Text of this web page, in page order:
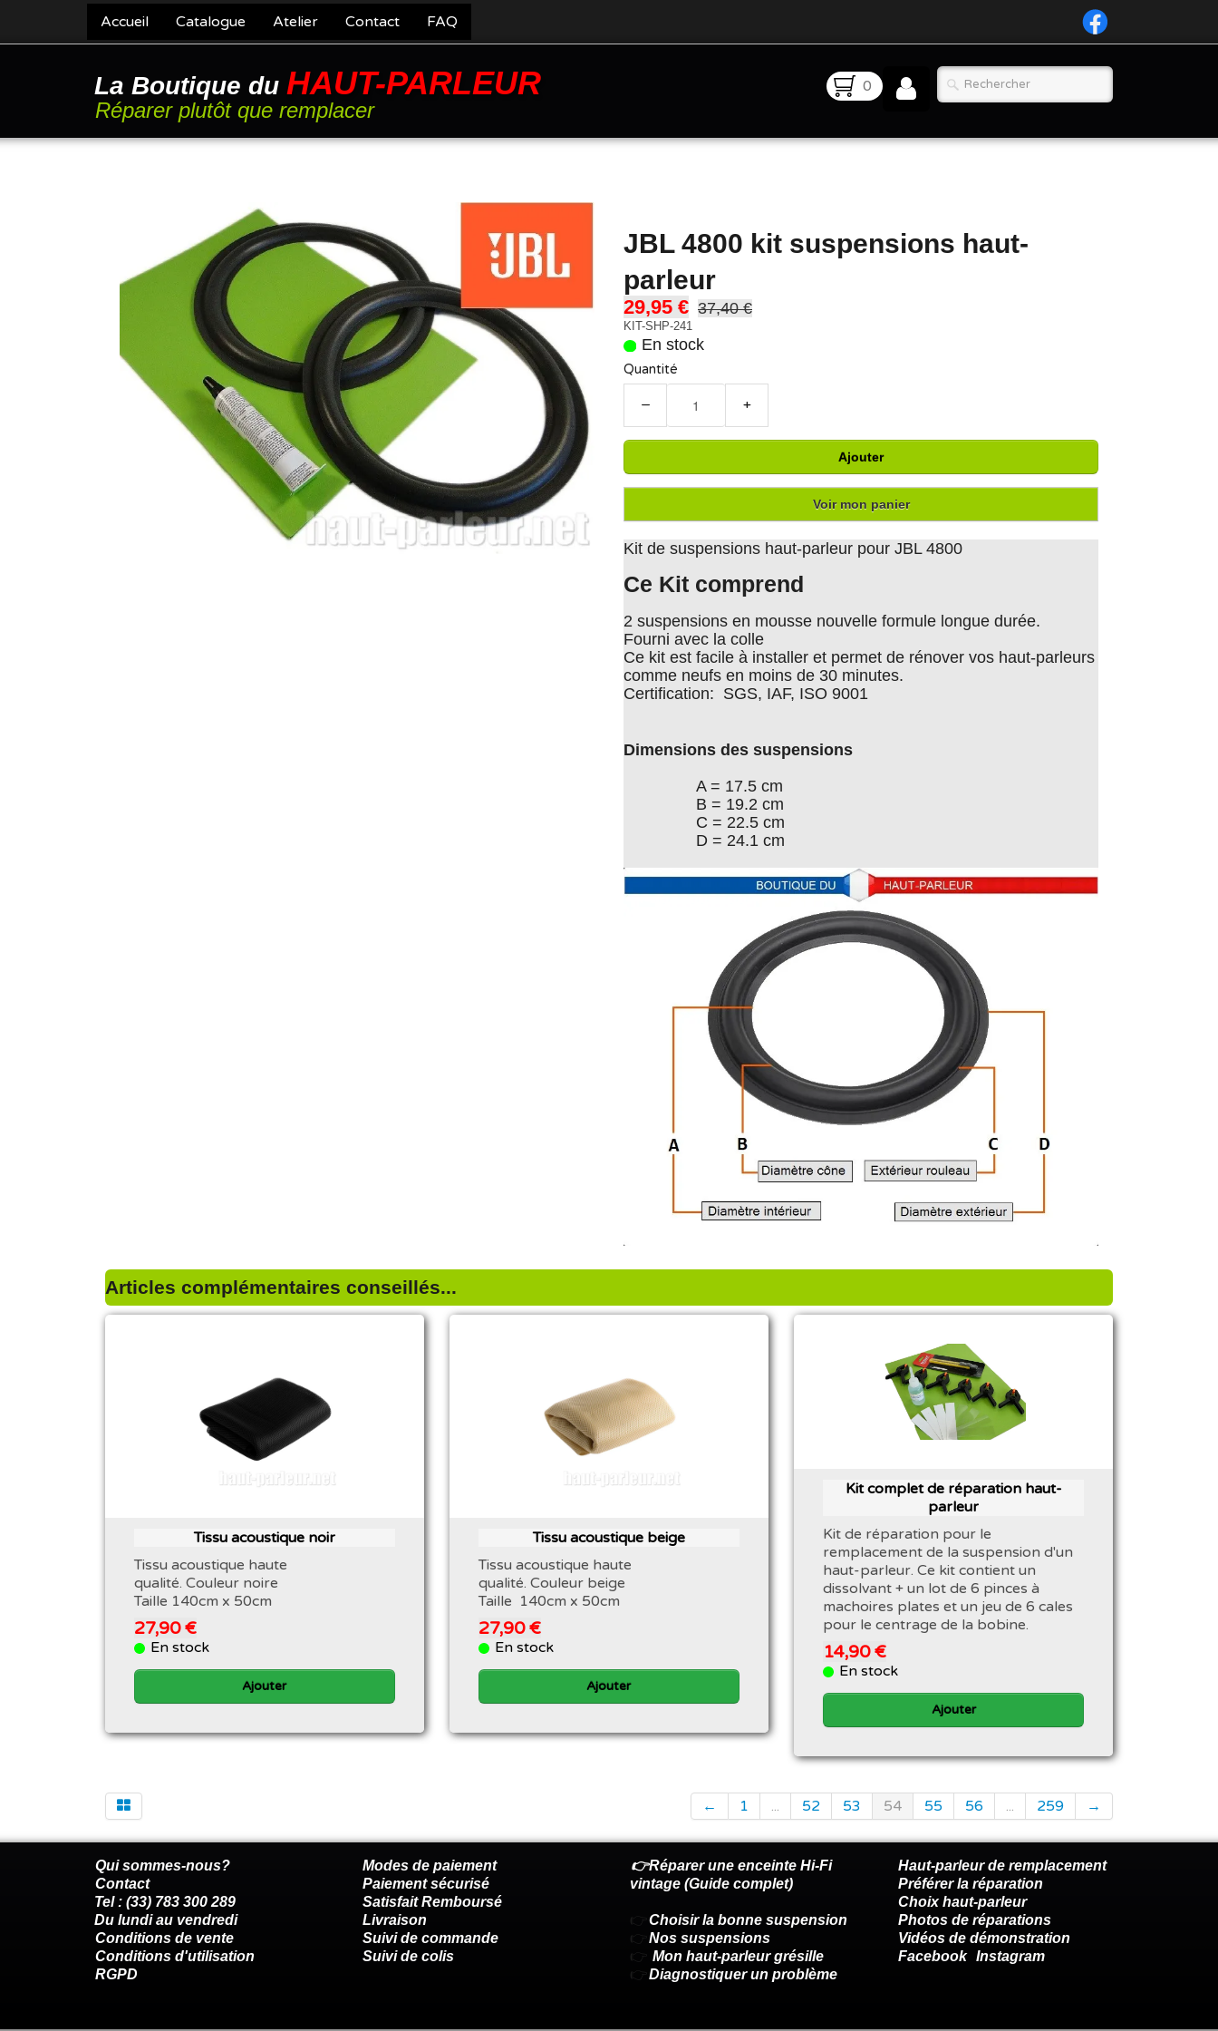
Accueil Catalogue Atelier Contact FAQ
La Boutique du HAUT-PARLEUR
Réparer plutôt que remplacer
0
JBL 4800 kit suspensions haut-
parleur
29,95 € 37,40 €
KIT-SHP-241
En stock
Quantité
− +
Ajouter
Voir mon panier
Kit de suspensions haut-parleur pour JBL 4800
Ce Kit comprend
2 suspensions en mousse nouvelle formule longue durée.
Fourni avec la colle
Ce kit est facile à installer et permet de rénover vos haut-parleurs
comme neufs en moins de 30 minutes.
Certification: SGS, IAF, ISO 9001
Dimensions des suspensions
A = 17.5 cm
B = 19.2 cm
C = 22.5 cm
D = 24.1 cm
Articles complémentaires conseillés...
Tissu acoustique noir
Tissu acoustique haute
qualité. Couleur noire
Taille 140cm x 50cm
27,90 €
En stock
Ajouter
Tissu acoustique beige
Tissu acoustique haute
qualité. Couleur beige
Taille 140cm x 50cm
27,90 €
En stock
Ajouter
Kit complet de réparation haut-
parleur
Kit de réparation pour le
remplacement de la suspension d'un
haut-parleur. Ce kit contient un
dissolvant + un lot de 6 pinces à
machoires plates et un jeu de 6 cales
pour le centrage de la bobine.
14,90 €
En stock
Ajouter
← 1 ... 52 53 54 55 56 ... 259 →
Qui sommes-nous?
Contact
Tel : (33) 783 300 289
Du lundi au vendredi
Conditions de vente
Conditions d'utilisation
RGPD
Modes de paiement
Paiement sécurisé
Satisfait Remboursé
Livraison
Suivi de commande
Suivi de colis
👉Réparer une enceinte Hi-Fi
vintage (Guide complet)
👉 Choisir la bonne suspension
👉 Nos suspensions
👉 Mon haut-parleur grésille
👉 Diagnostiquer un problème
Haut-parleur de remplacement
Préférer la réparation
Choix haut-parleur
Photos de réparations
Vidéos de démonstration
Facebook Instagram